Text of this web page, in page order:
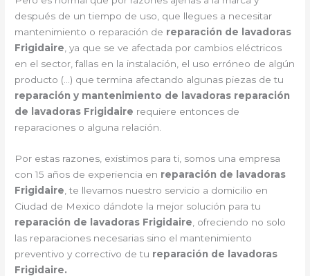
después de un tiempo de uso, que llegues a necesitar
mantenimiento o reparación de reparación de lavadoras
Frigidaire , ya que se ve afectada por cambios eléctricos
en el sector, fallas en la instalación, el uso erróneo de algún
producto (…) que termina afectando algunas piezas de tu
reparación y mantenimiento de lavadoras reparación
de lavadoras Frigidaire requiere entonces de
reparaciones o alguna relación.
Por estas razones, existimos para ti, somos una empresa
con 15 años de experiencia en reparación de lavadoras
Frigidaire , te llevamos nuestro servicio a domicilio en
Ciudad de Mexico dándote la mejor solución para tu
reparación de lavadoras Frigidaire , ofreciendo no solo
las reparaciones necesarias sino el mantenimiento
preventivo y correctivo de tu reparación de lavadoras
Frigidaire.